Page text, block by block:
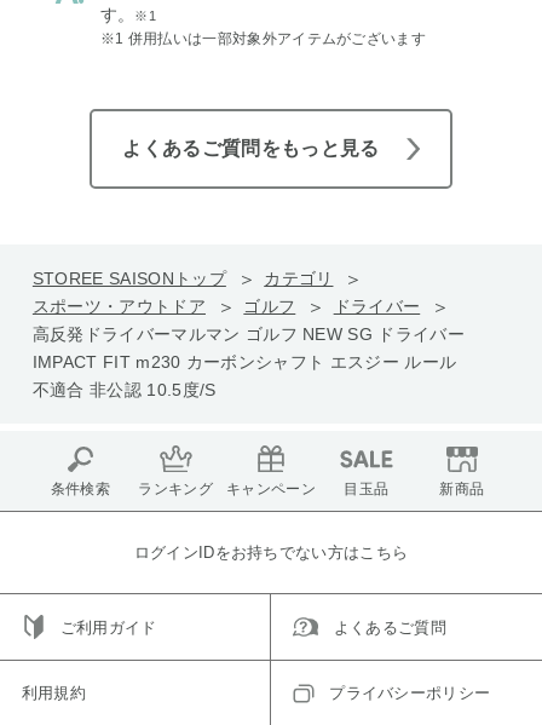
す。
※1
※1 併用払いは一部対象外アイテムがございます
よくあるご質問をもっと見る
STOREE SAISONトップ
カテゴリ
スポーツ・アウトドア
ゴルフ
ドライバー
高反発ドライバーマルマン ゴルフ NEW SG ドライバー
IMPACT FIT m230 カーボンシャフト エスジー ルール
不適合 非公認 10.5度/S
条件検索 ランキング キャンペーン 目玉品 新商品
ログインIDをお持ちでない方はこちら
ご利用ガイド よくあるご質問
利用規約 プライバシーポリシー